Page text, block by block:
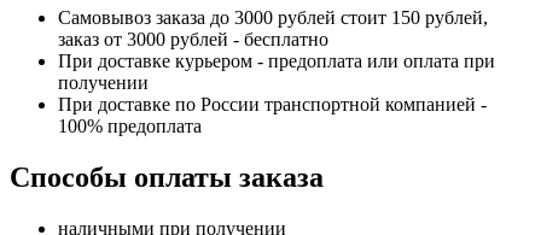
Самовывоз заказа до 3000 рублей стоит 150 рублей,
заказ от 3000 рублей - бесплатно
При доставке курьером - предоплата или оплата при
получении
При доставке по России транспортной компанией -
100% предоплата
Способы оплаты заказа
наличными при получении